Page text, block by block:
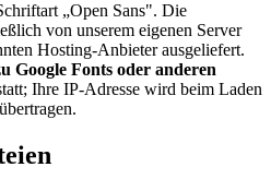
„Open Sans". Die
von unserem eigenen Server
Hosting-Anbieter ausgeliefert.
Google Fonts oder anderen
Ihre IP-Adresse wird beim Laden